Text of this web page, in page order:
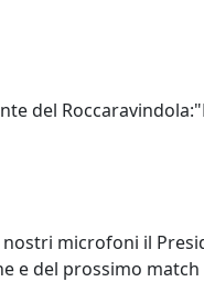
del
microfoni il
e del prossimo